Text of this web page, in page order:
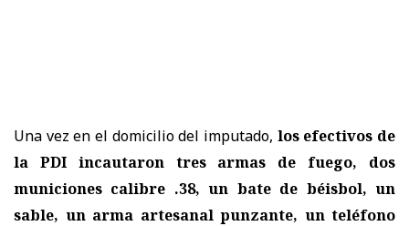
Una vez en el domicilio del imputado, los efectivos de
la PDI incautaron tres armas de fuego, dos
municiones calibre .38, un bate de béisbol, un
sable, un arma artesanal punzante, un teléfono